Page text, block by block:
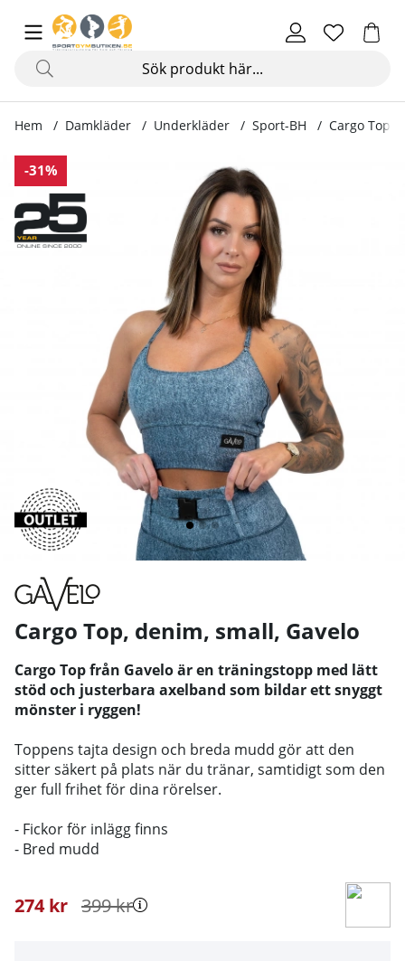
Hem Damkläder Underkläder Sport-BH Cargo Top,
-31%
Produktbilder Cargo Top, denim
Cargo Top, denim, small, Gavelo
Cargo Top från Gavelo är en träningstopp med lätt
stöd och justerbara axelband som bildar ett snyggt
mönster i ryggen!
Toppens tajta design och breda mudd gör att den
sitter säkert på plats när du tränar, samtidigt som den
ger full frihet för dina rörelser.
- Fickor för inlägg finns
- Bred mudd
399kr
274kr